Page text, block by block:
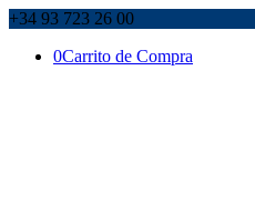
+34 93 723 26 00
0Carrito de Compra